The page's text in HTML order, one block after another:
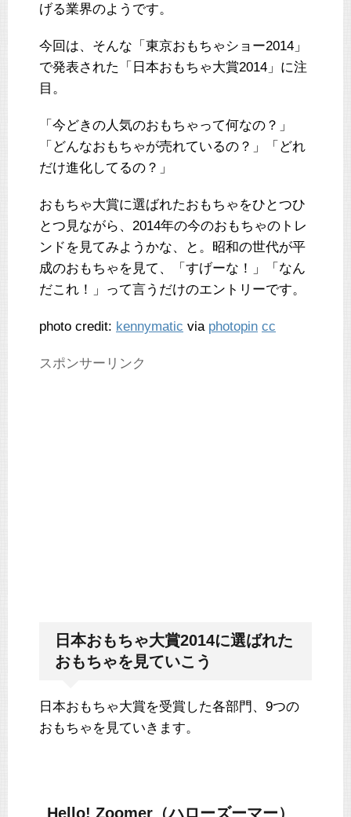
げる業界のようです。
今回は、そんな「東京おもちゃショー2014」
で発表された「日本おもちゃ大賞2014」に注
目。
「今どきの人気のおもちゃって何なの？」
「どんなおもちゃが売れているの？」「どれ
だけ進化してるの？」
おもちゃ大賞に選ばれたおもちゃをひとつひ
とつ見ながら、2014年の今のおもちゃのトレ
ンドを見てみようかな、と。昭和の世代が平
成のおもちゃを見て、「すげーな！」「なん
だこれ！」って言うだけのエントリーです。
photo credit: kennymatic via photopin cc
スポンサーリンク
日本おもちゃ大賞2014に選ばれた
おもちゃを見ていこう
日本おもちゃ大賞を受賞した各部門、9つの
おもちゃを見ていきます。
Hello! Zoomer（ハローズーマー）